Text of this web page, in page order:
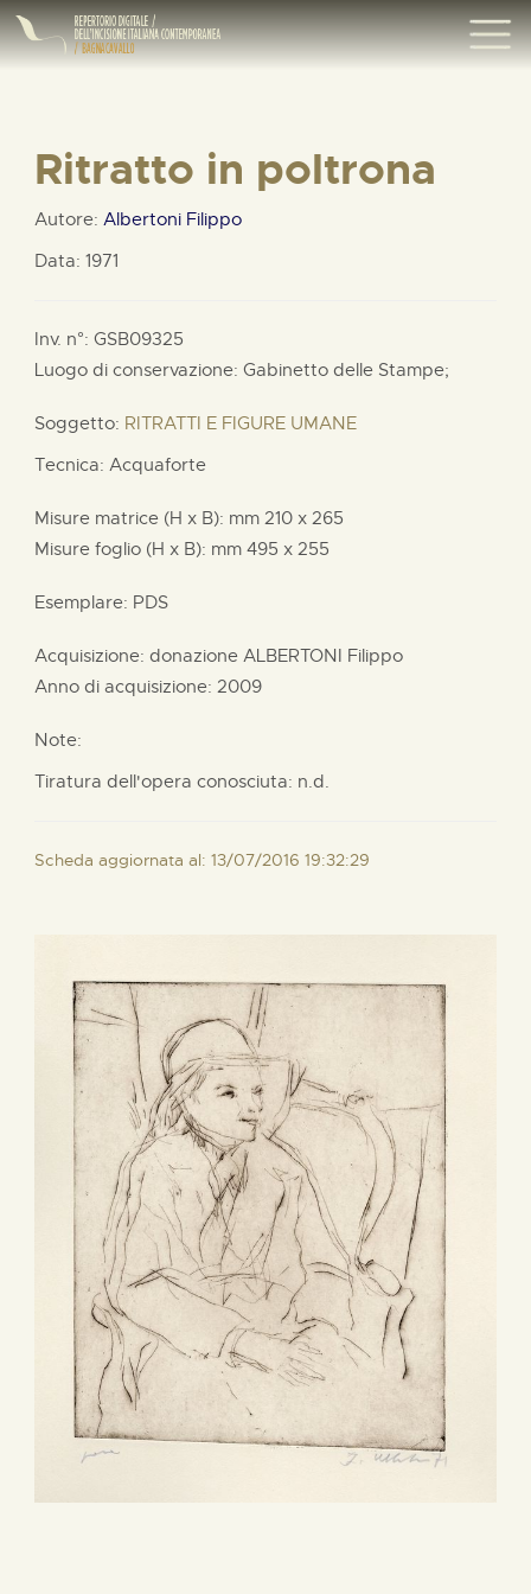
Ritratto in poltrona
Autore: Albertoni Filippo
Data: 1971
Inv. n°: GSB09325
Luogo di conservazione: Gabinetto delle Stampe;
Soggetto: RITRATTI E FIGURE UMANE
Tecnica: Acquaforte
Misure matrice (H x B): mm 210 x 265
Misure foglio (H x B): mm 495 x 255
Esemplare: PDS
Acquisizione: donazione ALBERTONI Filippo
Anno di acquisizione: 2009
Note:
Tiratura dell'opera conosciuta: n.d.
Scheda aggiornata al: 13/07/2016 19:32:29